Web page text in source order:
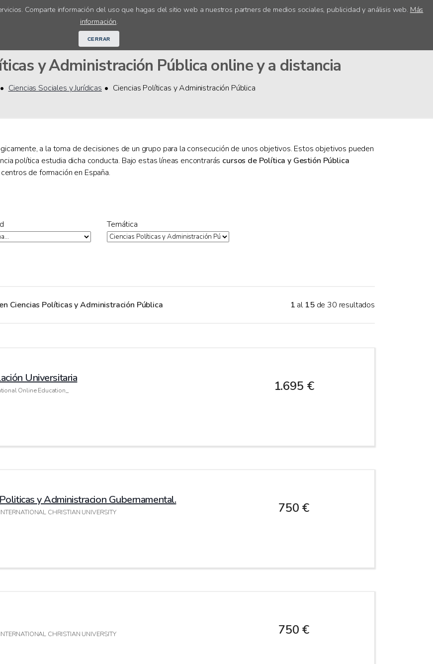
Comparte información del uso que hagas del sitio web a nuestros partners de medios sociales, publicidad y análisis web. Más
información.
CERRAR
online Orientación académica Acceso centros
y Administración Pública online y a distancia
Ciencias Sociales y Jurídicas Ciencias Políticas y Administración Pública
a la toma de decisiones de un grupo para la consecución de unos objetivos. Estos objetivos pueden
política estudia dicha conducta. Bajo estas líneas encontrarás cursos de Política y Gestión Pública
de formación en España.
Temática
Ciencias Políticas y Administración Pública 1 al15de 30 resultados
Universitaria
Online Education_ 1.695 €
y Administracion Gubernamental.
CHRISTIAN UNIVERSITY 750 €
CHRISTIAN UNIVERSITY 750 €